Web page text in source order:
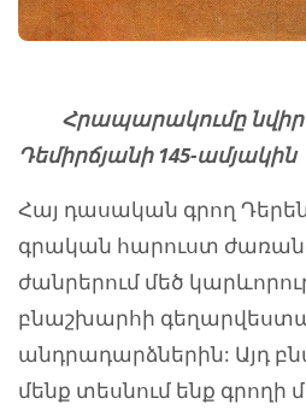
Հրապարակումը
Դեմիրճյանի 145-ամյակին
Հայ դասական գրող
գրական հարուստ
ժանրերում մեծ
բնաշխարհի
անդրադարձներին: Այդ
մենք տեսնում ենք գրողի